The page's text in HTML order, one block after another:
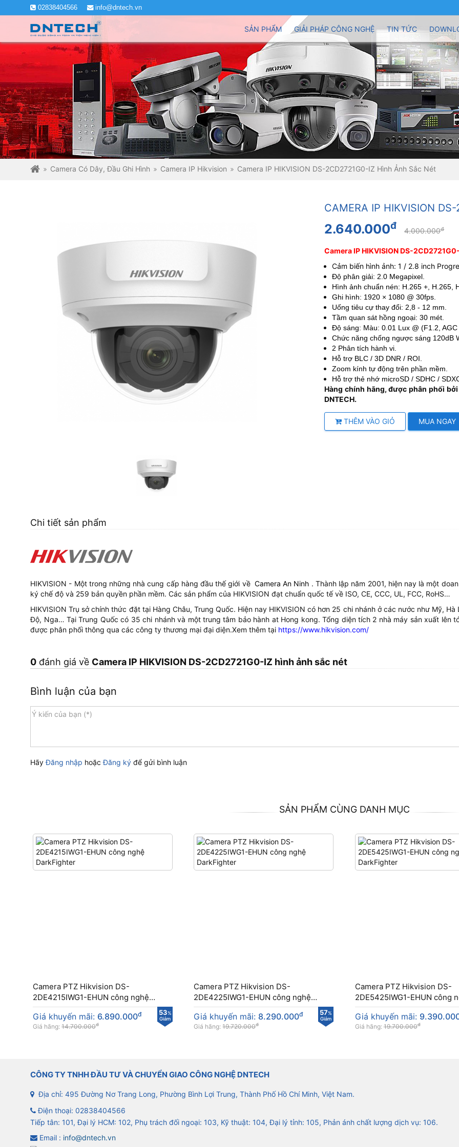
02838404566 info@dntech.vn
SẢN PHẨM GIẢI PHÁP CÔNG NGHỆ TIN TỨC
Camera Có Dây, Đầu Ghi Hình Camera IP Hikvision Camera IP HIKVISION DS-2CD2721G0-IZ Hình Ảnh Sắc Nét
CAMERA IP HIKVISION
2.640.000đ 4.000.000đ
Camera IP HIKVISION DS-
Cảm biến hình ảnh: 1 / 2.8 inch
Độ phân giải: 2.0 Megapixel.
Hình ảnh chuẩn nén: H.265 +, H.265,
Ghi hình: 1920 × 1080 @ 30fps.
Uống tiêu cự thay đổi: 2,8 - 12 mm.
Tầm quan sát hồng ngoại: 30 mét.
Độ sáng: Màu: 0.01 Lux @ (F1.2,
Chức năng chống ngược sáng 120dB
2 Phân tích hành vi.
Hỗ trợ BLC / 3D DNR / ROI.
Zoom kính tự động trên phần mềm.
Hỗ trợ thẻ nhớ microSD / SDHC /
Hàng chính hãng, được phân phối
DNTECH.
THÊM VÀO GIỎ MUA NGAY
Chi tiết sản phẩm
HIKVISION - Một trong những nhà cung cấp hàng đầu thế giới vềCamera An Ninh . Thành lập năm 2001, hiện nay là một
ký chế độ và 259 bản quyền phần mềm. Các sản phẩm của HIKVISION đạt chuẩn quốc tế về ISO, CE, CCC, UL, FCC, RoHS…
HIKVISION Trụ sở chính thức đặt tại Hàng Châu, Trung Quốc. Hiện nay HIKVISION có hơn 25 chi nhánh ở các nước như Mỹ,
Độ, Nga… Tại Trung Quốc có 35 chi nhánh và một trung tâm bảo hành at Hong kong. Tổng diện tích 2 nhà máy sản xuất lên
được phân phối thông qua các công ty thương mại đại diện.Xem thêm tại https://www.hikvision.com/
0đánh giá về Camera IP HIKVISION DS-2CD2721G0-IZ hình ảnh sắc nét
Bình luận của bạn
HãyĐăng nhập hoặcĐăng ký để gửi bình luận
SẢN PHẨM CÙNG DANH MỤC
Camera PTZ Hikvision DS-
2DE4215IWG1-EHUN công nghệ
DarkFighter
53%
Giảm
Giá khuyến mãi: 6.890.000đ
Giá hãng:14.700.000đ
Camera PTZ Hikvision DS-
2DE4225IWG1-EHUN công nghệ
DarkFighter
57%
Giảm
Giá khuyến mãi: 8.290.000đ
Giá hãng:19.720.000đ
Camera PTZ Hikvision DS-
2DE5425IWG1-EHUN công
DarkFighter
Giá khuyến mãi:
Giá hãng:19.700.000đ
CÔNG TY TNHH ĐẦU TƯ VÀ CHUYỂN GIAO CÔNG NGHỆ DNTECH
Địa chỉ: 495 Đường Nơ Trang Long, Phường Bình Lợi Trung, Thành Phố Hồ Chí Minh, Việt Nam.
Điện thoại: 02838404566
Tiếp tân: 101, Đại lý HCM: 102, Phụ trách đối ngoại: 103, Kỹ thuật: 104, Đại lý tỉnh: 105, Phản ánh chất lượng dịch vụ: 106.
Email : info@dntech.vn